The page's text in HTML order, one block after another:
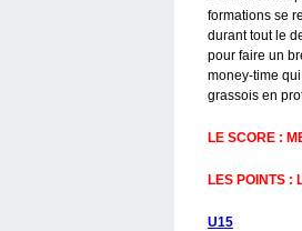
formations se
durant tout le
pour faire un
money-time
grassois en
LE SCORE :
LES POINTS :
U15